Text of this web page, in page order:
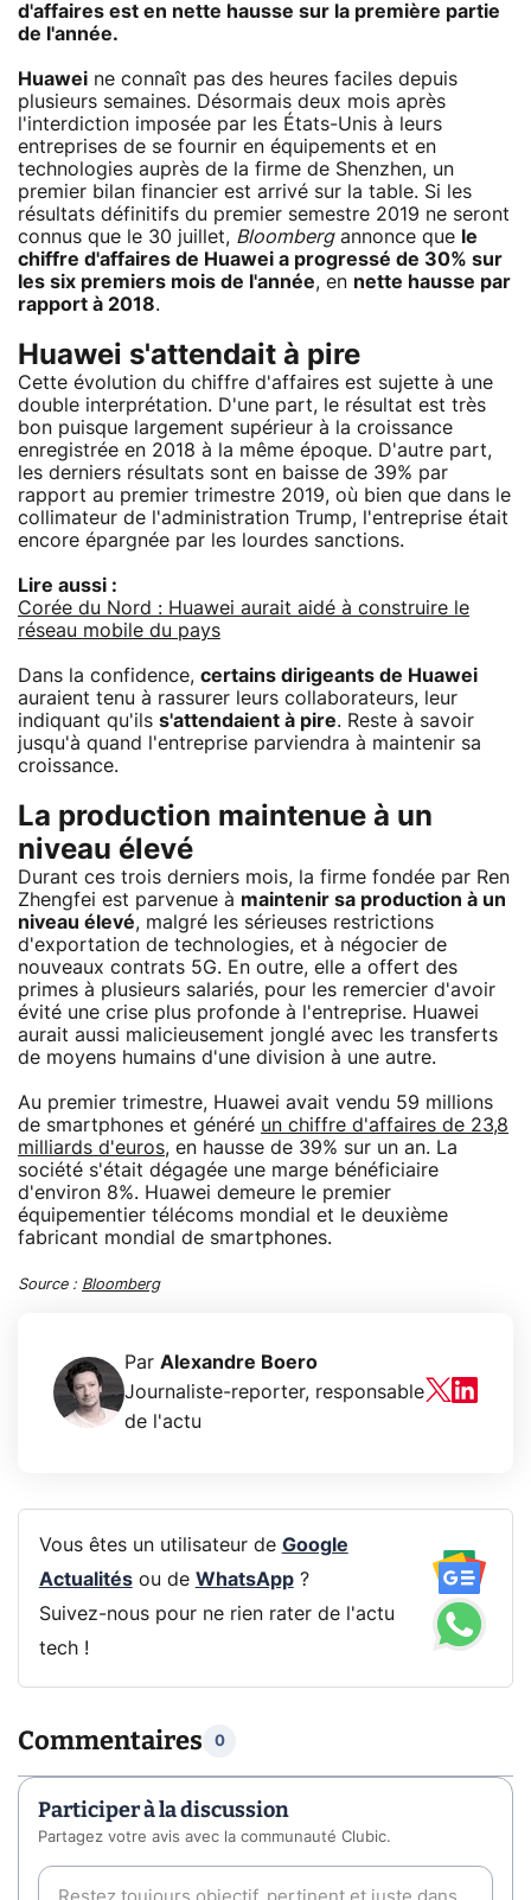
d'affaires est en nette hausse sur la première partie
de l'année.
Huawei ne connaît pas des heures faciles depuis
plusieurs semaines. Désormais deux mois après
l'interdiction imposée par les États-Unis à leurs
entreprises de se fournir en équipements et en
technologies auprès de la firme de Shenzhen, un
premier bilan financier est arrivé sur la table. Si les
résultats définitifs du premier semestre 2019 ne seront
connus que le 30 juillet, Bloombergannonce que le
chiffre d'affaires de Huawei a progressé de 30% sur
les six premiers mois de l'année, en nette hausse par
rapport à 2018.
Huawei s'attendait à pire
Cette évolution du chiffre d'affaires est sujette à une
double interprétation. D'une part, le résultat est très
bon puisque largement supérieur à la croissance
enregistrée en 2018 à la même époque. D'autre part,
les derniers résultats sont en baisse de 39% par
rapport au premier trimestre 2019, où bien que dans le
collimateur de l'administration Trump, l'entreprise était
encore épargnée par les lourdes sanctions.
Lire aussi :
Corée du Nord : Huawei aurait aidé à construire le
réseau mobile du pays
Dans la confidence, certains dirigeants de Huawei
auraient tenu à rassurer leurs collaborateurs, leur
indiquant qu'ils s'attendaient à pire. Reste à savoir
jusqu'à quand l'entreprise parviendra à maintenir sa
croissance.
La production maintenue à un
niveau élevé
Durant ces trois derniers mois, la firme fondée par Ren
Zhengfei est parvenue à maintenir sa production à un
niveau élevé, malgré les sérieuses restrictions
d'exportation de technologies, et à négocier de
nouveaux contrats 5G. En outre, elle a offert des
primes à plusieurs salariés, pour les remercier d'avoir
évité une crise plus profonde à l'entreprise. Huawei
aurait aussi malicieusement jonglé avec les transferts
de moyens humains d'une division à une autre.
Au premier trimestre, Huawei avait vendu 59 millions
de smartphones et généré un chiffre d'affaires de 23,8
milliards d'euros, en hausse de 39% sur un an. La
société s'était dégagée une marge bénéficiaire
d'environ 8%. Huawei demeure le premier
équipementier télécoms mondial et le deuxième
fabricant mondial de smartphones.
Source : Bloomberg
Par Alexandre Boero
Journaliste-reporter, responsable
de l'actu
Vous êtes un utilisateur de Google
Actualitésou de WhatsApp?
Suivez-nous pour ne rien rater de l'actu
tech !
Commentaires 0
Participer à la discussion
Partagez votre avis avec la communauté Clubic.